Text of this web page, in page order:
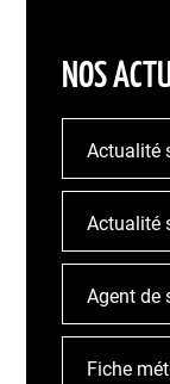
NOS
Actualité
Actualité
Agent de
Fiche